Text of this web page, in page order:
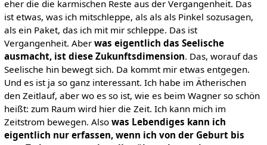
eher die die karmischen Reste aus der Vergangenheit. Das
ist etwas, was ich mitschleppe, als als als Pinkel sozusagen,
als ein Paket, das ich mit mir schleppe. Das ist
Vergangenheit. Aber was eigentlich das Seelische
ausmacht, ist diese Zukunftsdimension. Das, worauf das
Seelische hin bewegt sich. Da kommt mir etwas entgegen.
Und es ist ja so ganz interessant. Ich habe im Ätherischen
den Zeitlauf, aber wo es so ist, wie es beim Wagner so schön
heißt: zum Raum wird hier die Zeit. Ich kann mich im
Zeitstrom bewegen. Also was Lebendiges kann ich
eigentlich nur erfassen, wenn ich von der Geburt bis